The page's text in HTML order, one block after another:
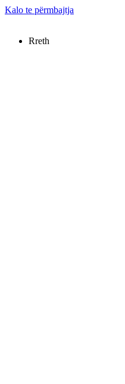
Kalo te përmbajtja
Rreth